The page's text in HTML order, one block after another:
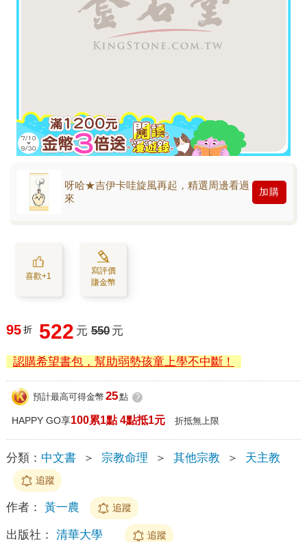
呀哈★吉伊卡哇旋風再起，精選周邊看過
來
加購
喜歡+1
寫評價
賺金幣
95 折 522 元 550 元
認購希望書包，幫助弱勢孩童上學不中斷！
預計最高可得金幣 25點 ?
HAPPY GO享100累1點 4點抵1元 折抵無上限
分類： 中文書 ＞ 宗教命理 ＞ 其他宗教 ＞ 天主教
追蹤
作者： 黃一農 追蹤
出版社： 清華大學 追蹤